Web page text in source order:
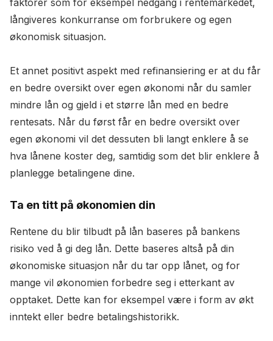
faktorer som for eksempel nedgang i rentemarkedet,
långiveres konkurranse om forbrukere og egen
økonomisk situasjon.
Et annet positivt aspekt med refinansiering er at du får
en bedre oversikt over egen økonomi når du samler
mindre lån og gjeld i et større lån med en bedre
rentesats. Når du først får en bedre oversikt over
egen økonomi vil det dessuten bli langt enklere å se
hva lånene koster deg, samtidig som det blir enklere å
planlegge betalingene dine.
Ta en titt på økonomien din
Rentene du blir tilbudt på lån baseres på bankens
risiko ved å gi deg lån. Dette baseres altså på din
økonomiske situasjon når du tar opp lånet, og for
mange vil økonomien forbedre seg i etterkant av
opptaket. Dette kan for eksempel være i form av økt
inntekt eller bedre betalingshistorikk.